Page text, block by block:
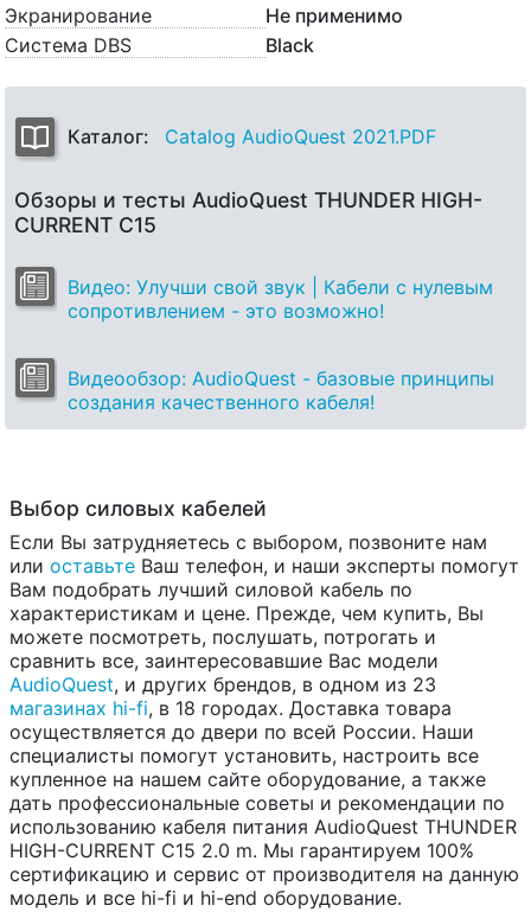
Экранирование
Не применимо
Система DBS
Black
Каталог: Catalog AudioQuest 2021.PDF
Обзоры и тесты AudioQuest THUNDER HIGH-
CURRENT C15
Видео: Улучши свой звук | Кабели с нулевым
сопротивлением - это возможно!
Видеообзор: AudioQuest - базовые принципы
создания качественного кабеля!
Выбор силовых кабелей
Если Вы затрудняетесь с выбором, позвоните нам
или оставьте Ваш телефон, и наши эксперты помогут
Вам подобрать лучший силовой кабель по
характеристикам и цене. Прежде, чем купить, Вы
можете посмотреть, послушать, потрогать и
сравнить все, заинтересовавшие Вас модели
AudioQuest, и других брендов, в одном из 23
магазинах hi-fi, в 18 городах. Доставка товара
осуществляется до двери по всей России. Наши
специалисты помогут установить, настроить все
купленное на нашем сайте оборудование, а также
дать профессиональные советы и рекомендации по
использованию кабеля питания AudioQuest THUNDER
HIGH-CURRENT C15 2.0 m. Мы гарантируем 100%
сертификацию и сервис от производителя на данную
модель и все hi-fi и hi-end оборудование.